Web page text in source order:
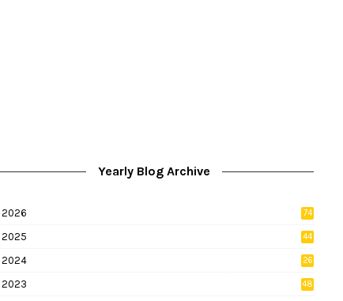
Yearly Blog Archive
2026
74
2025
44
2024
26
2023 48